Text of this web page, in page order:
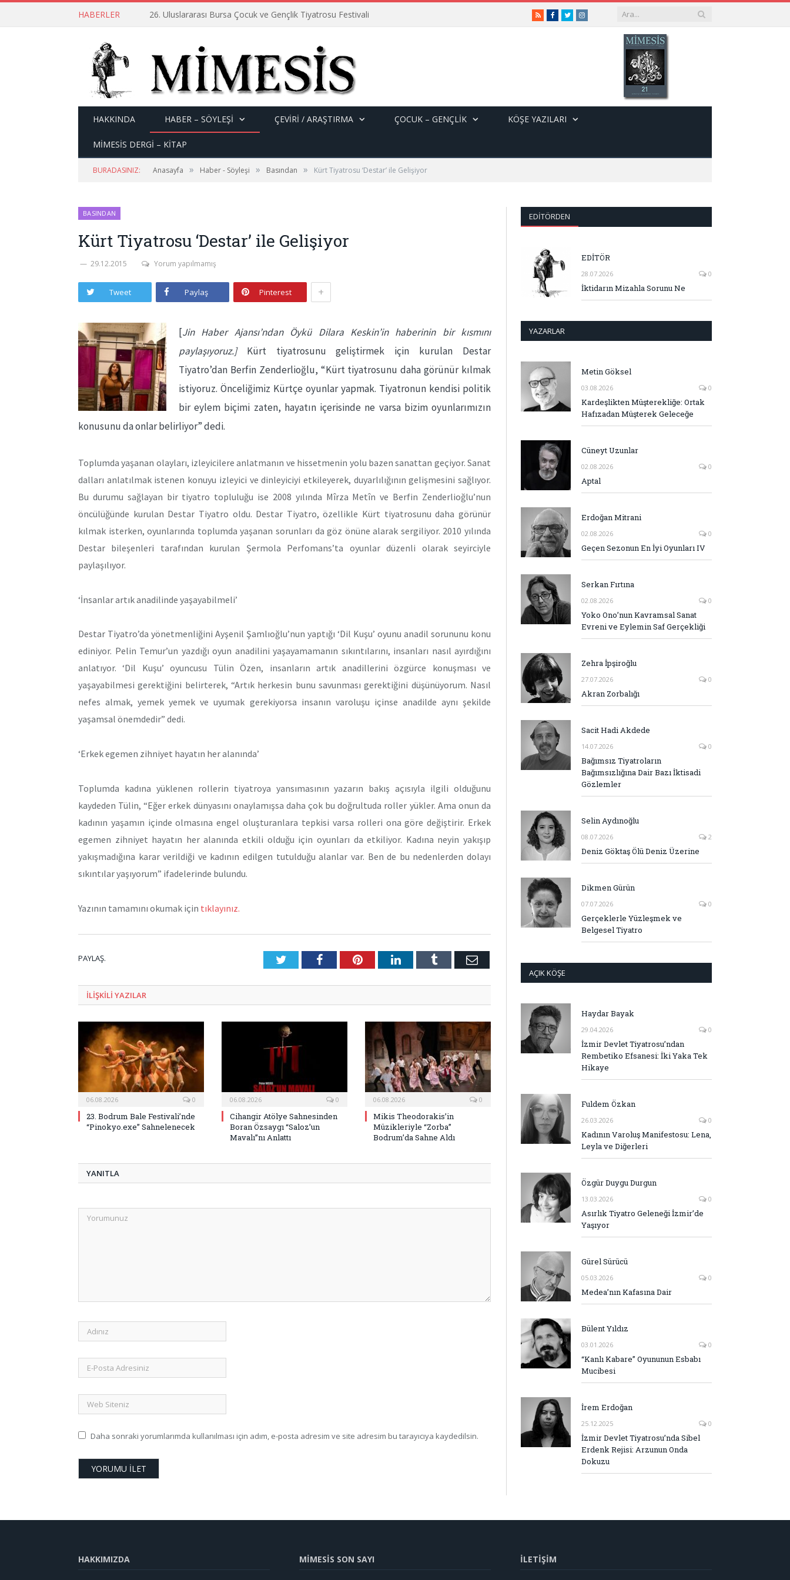
HABERLER 26. Uluslararası Bursa Çocuk ve Gençlik Tiyatrosu Festivali RSSFacebook
TwitterInstagram
HAKKINDA HABER – SÖYLEŞI ÇEVİRİ / ARAŞTIRMA ÇOCUK – GENÇLIK KÖŞE YAZILARI
MİMESİS DERGİ – KİTAP
BURADASINIZ: Anasayfa » Haber - Söyleşi » Basından » Kürt Tiyatrosu ‘Destar’ ile Gelişiyor
BASINDAN
Kürt Tiyatrosu ‘Destar’ ile Gelişiyor
29.12.2015 Yorum yapılmamış
Tweet Paylaş Pinterest +
[Jin Haber Ajansı’ndan Öykü Dilara Keskin’in haberinin bir kısmını
paylaşıyoruz.]Kürt tiyatrosunu geliştirmek için kurulan Destar
Tiyatro’dan Berfin Zenderlioğlu, “Kürt tiyatrosunu daha görünür kılmak
istiyoruz. Önceliğimiz Kürtçe oyunlar yapmak. Tiyatronun kendisi politik
bir eylem biçimi zaten, hayatın içerisinde ne varsa bizim oyunlarımızın
konusunu da onlar belirliyor” dedi.
Toplumda yaşanan olayları, izleyicilere anlatmanın ve hissetmenin yolu bazen sanattan geçiyor. Sanat
dalları anlatılmak istenen konuyu izleyici ve dinleyiciyi etkileyerek, duyarlılığının gelişmesini sağlıyor.
Bu durumu sağlayan bir tiyatro topluluğu ise 2008 yılında Mîrza Metîn ve Berfin Zenderlioğlu’nun
öncülüğünde kurulan Destar Tiyatro oldu. Destar Tiyatro, özellikle Kürt tiyatrosunu daha görünür
kılmak isterken, oyunlarında toplumda yaşanan sorunları da göz önüne alarak sergiliyor. 2010 yılında
Destar bileşenleri tarafından kurulan Şermola Perfomans’ta oyunlar düzenli olarak seyirciyle
paylaşılıyor.
‘İnsanlar artık anadilinde yaşayabilmeli’
Destar Tiyatro’da yönetmenliğini Ayşenil Şamlıoğlu’nun yaptığı ‘Dil Kuşu’ oyunu anadil sorununu konu
ediniyor. Pelin Temur’un yazdığı oyun anadilini yaşayamamanın sıkıntılarını, insanları nasıl ayırdığını
anlatıyor. ‘Dil Kuşu’ oyuncusu Tülin Özen, insanların artık anadillerini özgürce konuşması ve
yaşayabilmesi gerektiğini belirterek, “Artık herkesin bunu savunması gerektiğini düşünüyorum. Nasıl
nefes almak, yemek yemek ve uyumak gerekiyorsa insanın varoluşu içinse anadilde aynı şekilde
yaşamsal önemdedir” dedi.
‘Erkek egemen zihniyet hayatın her alanında’
Toplumda kadına yüklenen rollerin tiyatroya yansımasının yazarın bakış açısıyla ilgili olduğunu
kaydeden Tülin, “Eğer erkek dünyasını onaylamışsa daha çok bu doğrultuda roller yükler. Ama onun da
kadının yaşamın içinde olmasına engel oluşturanlara tepkisi varsa rolleri ona göre değiştirir. Erkek
egemen zihniyet hayatın her alanında etkili olduğu için oyunları da etkiliyor. Kadına neyin yakışıp
yakışmadığına karar verildiği ve kadının edilgen tutulduğu alanlar var. Ben de bu nedenlerden dolayı
sıkıntılar yaşıyorum” ifadelerinde bulundu.
Yazının tamamını okumak için tıklayınız.
PAYLAŞ. TwitterFacebookPinterestLinkedInTumblr E-
ILIŞKILI YAZILAR
06.08.2026 0
23. Bodrum Bale Festivali’nde
“Pinokyo.exe” Sahnelenecek
06.08.2026 0
Cihangir Atölye Sahnesinden
Boran Özsaygı “Saloz’un
Mavalı”nı Anlattı
06.08.2026 0
Mikis Theodorakis’in
Müzikleriyle “Zorba”
Bodrum’da Sahne Aldı
YANITLA
Daha sonraki yorumlarımda kullanılması için adım, e-posta adresim ve site adresim bu tarayıcıya kaydedilsin.
EDITÖRDEN
EDİTÖR
28.07.2026 0
İktidarın Mizahla Sorunu Ne
YAZARLAR
Metin Göksel
03.08.2026 0
Kardeşlikten Müşterekliğe: Ortak
Hafızadan Müşterek Geleceğe
Cüneyt Uzunlar
02.08.2026 0
Aptal
Erdoğan Mitrani
02.08.2026 0
Geçen Sezonun En İyi Oyunları IV
Serkan Fırtına
02.08.2026 0
Yoko Ono’nun Kavramsal Sanat
Evreni ve Eylemin Saf Gerçekliği
Zehra İpşiroğlu
27.07.2026 0
Akran Zorbalığı
Sacit Hadi Akdede
14.07.2026 0
Bağımsız Tiyatroların
Bağımsızlığına Dair Bazı İktisadi
Gözlemler
Selin Aydınoğlu
08.07.2026 2
Deniz Göktaş Ölü Deniz Üzerine
Dikmen Gürün
07.07.2026 0
Gerçeklerle Yüzleşmek ve
Belgesel Tiyatro
AÇIK KÖŞE
Haydar Bayak
29.04.2026 0
İzmir Devlet Tiyatrosu’ndan
Rembetiko Efsanesi: İki Yaka Tek
Hikaye
Fuldem Özkan
26.03.2026 0
Kadının Varoluş Manifestosu: Lena,
Leyla ve Diğerleri
Özgür Duygu Durgun
13.03.2026 0
Asırlık Tiyatro Geleneği İzmir’de
Yaşıyor
Gürel Sürücü
05.03.2026 0
Medea’nın Kafasına Dair
Bülent Yıldız
03.01.2026 0
“Kanlı Kabare” Oyununun Esbabı
Mucibesi
İrem Erdoğan
25.12.2025 0
İzmir Devlet Tiyatrosu’nda Sibel
Erdenk Rejisi: Arzunun Onda
Dokuzu
HAKKIMIZDA MİMESİS SON SAYI İLETİŞİM